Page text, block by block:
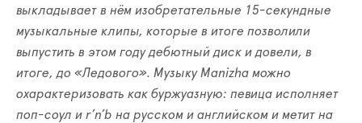
выкладывает в нём изобретательные 15-секундные
музыкальные клипы, которые в итоге позволили
выпустить в этом году дебютный диск и довели, в
итоге, до «Ледового». Музыку Manizha можно
охарактеризовать как буржуазную: певица исполняет
поп-соул и r’n’b на русском и английском и метит на